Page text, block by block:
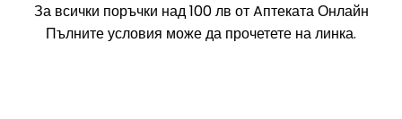
За всички поръчки над 100 лв от Aптеката Онлайн
Пълните условия може да прочетете на линка.